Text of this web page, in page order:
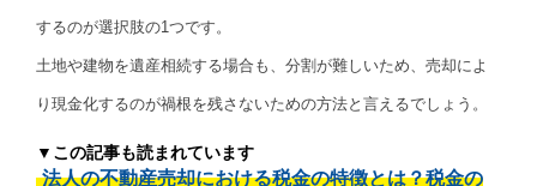
するのが選択肢の1つです。
土地や建物を遺産相続する場合も、分割が難しいため、売却によ
り現金化するのが禍根を残さないための方法と言えるでしょう。
▼この記事も読まれています
法人の不動産売却における税金の特徴とは？税金の